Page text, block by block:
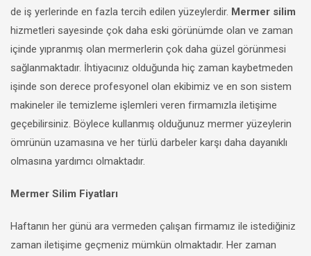
de iş yerlerinde en fazla tercih edilen yüzeylerdir. Mermer silim
hizmetleri sayesinde çok daha eski görünümde olan ve zaman
içinde yıpranmış olan mermerlerin çok daha güzel görünmesi
sağlanmaktadır. İhtiyacınız olduğunda hiç zaman kaybetmeden
işinde son derece profesyonel olan ekibimiz ve en son sistem
makineler ile temizleme işlemleri veren firmamızla iletişime
geçebilirsiniz. Böylece kullanmış olduğunuz mermer yüzeylerin
ömrünün uzamasına ve her türlü darbeler karşı daha dayanıklı
olmasına yardımcı olmaktadır.
Mermer Silim Fiyatları
Haftanın her günü ara vermeden çalışan firmamız ile istediğiniz
zaman iletişime geçmeniz mümkün olmaktadır. Her zaman